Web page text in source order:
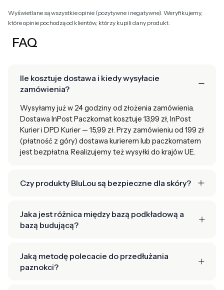
Wyświetlane są wszystkie opinie (pozytywne i negatywne). Weryfikujemy,
które opinie pochodzą od klientów, którzy kupili dany produkt.
FAQ
Ile kosztuje dostawa i kiedy wysyłacie
zamówienia?
Wysyłamy już w 24 godziny od złożenia zamówienia.
Dostawa InPost Paczkomat kosztuje 13,99 zł, InPost
Kurier i DPD Kurier — 15,99 zł. Przy zamówieniu od 199 zł
(płatność z góry) dostawa kurierem lub paczkomatem
jest bezpłatna. Realizujemy też wysyłki do krajów UE.
Czy produkty BluLou są bezpieczne dla skóry?
Jaka jest różnica między bazą podkładową a
bazą budującą?
Jaką metodę polecacie do przedłużania
paznokci?